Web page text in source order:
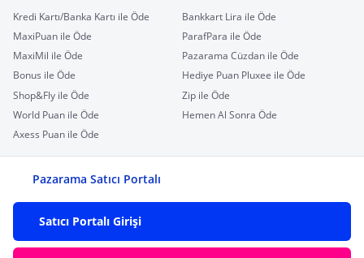
Kredi Kartı/Banka Kartı ile Öde
Bankkart Lira ile Öde
MaxiPuan ile Öde
ParafPara ile Öde
MaxiMil ile Öde
Pazarama Cüzdan ile Öde
Bonus ile Öde
Hediye Puan Pluxee ile Öde
Shop&Fly ile Öde
Zip ile Öde
World Puan ile Öde
Hemen Al Sonra Öde
Axess Puan ile Öde
Pazarama Satıcı Portalı
Satıcı Portalı Girişi